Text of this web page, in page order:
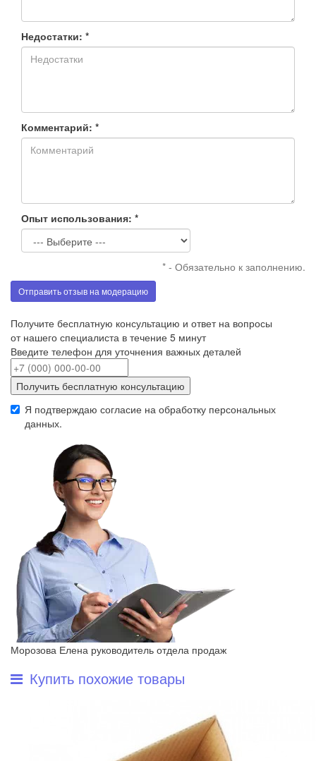
Недостатки: *
Комментарий: *
Опыт использования: *
* - Обязательно к заполнению.
Отправить отзыв на модерацию
Получите бесплатную консультацию и ответ на вопросы
от нашего специалиста в течение 5 минут
Введите телефон для уточнения важных деталей
Получить бесплатную консультацию
Я подтверждаю согласие на обработку персональных
данных.
Морозова Елена руководитель отдела продаж
Купить похожие товары